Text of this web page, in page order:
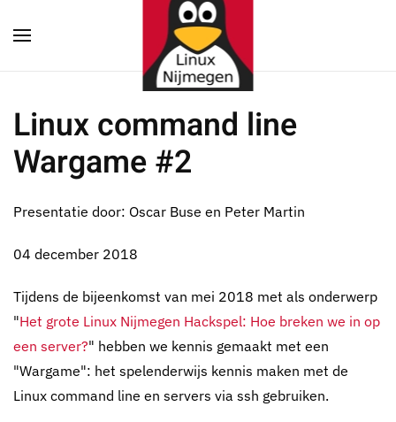
Terug naar hoofdinhoud
Linux command line
Wargame #2
Presentatie door: Oscar Buse en Peter Martin
04 december 2018
Tijdens de bijeenkomst van mei 2018 met als onderwerp
"Het grote Linux Nijmegen Hackspel: Hoe breken we in op
een server?" hebben we kennis gemaakt met een
"Wargame": het spelenderwijs kennis maken met de
Linux command line en servers via ssh gebruiken.